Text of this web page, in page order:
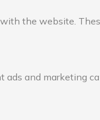
the website.
and marketing